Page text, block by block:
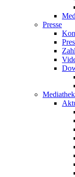
Presse
Mediathek